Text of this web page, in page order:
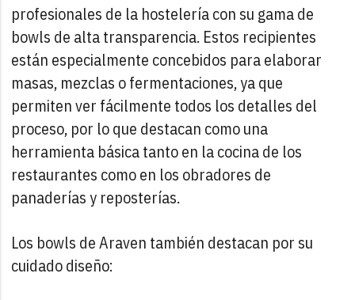
profesionales de la hostelería con su gama de
bowls de alta transparencia. Estos recipientes
están especialmente concebidos para elaborar
masas, mezclas o fermentaciones, ya que
permiten ver fácilmente todos los detalles del
proceso, por lo que destacan como una
herramienta básica tanto en la cocina de los
restaurantes como en los obradores de
panaderías y reposterías.
Los bowls de Araven también destacan por su
cuidado diseño: